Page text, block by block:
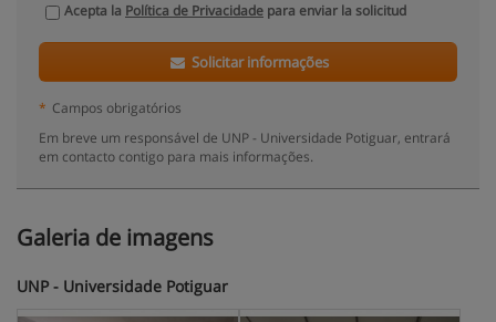
Acepta la Política de Privacidade para enviar la solicitud
Solicitar informações
* Campos obrigatórios
Em breve um responsável de UNP - Universidade Potiguar, entrará
em contacto contigo para mais informações.
Galeria de imagens
UNP - Universidade Potiguar